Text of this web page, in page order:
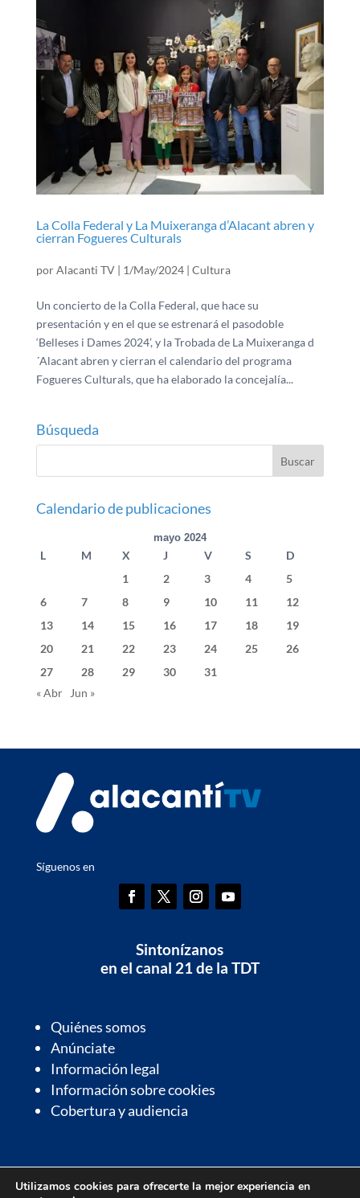
La Colla Federal y La Muixeranga d’Alacant abren y
cierran Fogueres Culturals
porAlacanti TV| 1/May/2024| Cultura
Un concierto de la Colla Federal, que hace su
presentación y en el que se estrenará el pasodoble
‘Belleses i Dames 2024’, y la Trobada de La Muixeranga d
´Alacant abren y cierran el calendario del programa
Fogueres Culturals, que ha elaborado la concejalía...
Búsqueda
Calendario de publicaciones
mayo 2024
L M X J V S
D
1
2 3 4
5
6
7 8 9 10 11
12
13
14 15 16 17 18
19
20
21 22 23 24 25
26
27
28 29 30
31
« Abr
Jun »
Síguenos en
Sintonízanos
en el canal 21 de la TDT
Quiénes somos
Anúnciate
Información legal
Información sobre cookies
Cobertura y audiencia
Información de interés
Contactos de interés
Utilizamos cookies para ofrecerte la mejor experiencia en